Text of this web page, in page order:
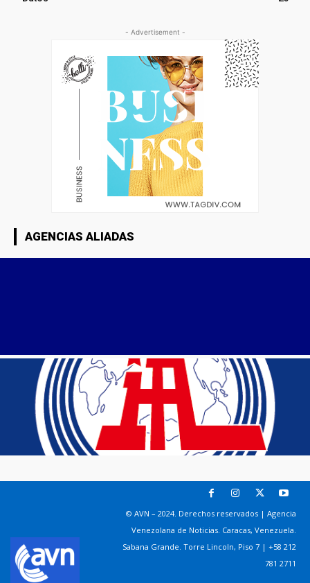
- Advertisement -
AGENCIAS ALIADAS
© AVN – 2024. Derechos reservados | Agencia
Venezolana de Noticias. Caracas, Venezuela.
Sabana Grande. Torre Lincoln, Piso 7 | +58 212
781 2711